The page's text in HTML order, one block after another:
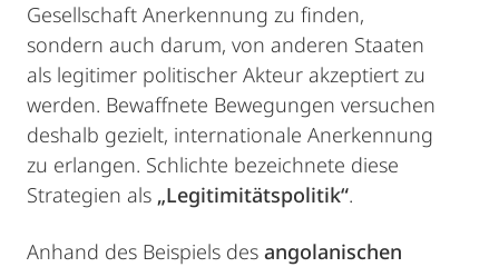
Gesellschaft Anerkennung zu finden,
sondern auch darum, von anderen Staaten
als legitimer politischer Akteur akzeptiert zu
werden. Bewaffnete Bewegungen versuchen
deshalb gezielt, internationale Anerkennung
zu erlangen. Schlichte bezeichnete diese
Strategien als „Legitimitätspolitik“.
Anhand des Beispiels des angolanischen